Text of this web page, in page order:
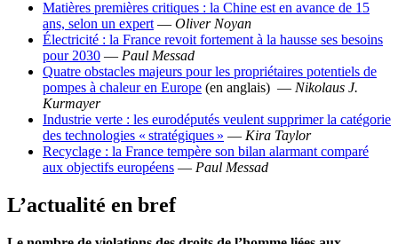
Matières premières critiques : la Chine est en avance de 15
ans, selon un expert — Oliver Noyan
Électricité : la France revoit fortement à la hausse ses besoins
pour 2030 — Paul Messad
Quatre obstacles majeurs pour les propriétaires potentiels de
pompes à chaleur en Europe (en anglais) — Nikolaus J.
Kurmayer
Industrie verte : les eurodéputés veulent supprimer la catégorie
des technologies « stratégiques » — Kira Taylor
Recyclage : la France tempère son bilan alarmant comparé
aux objectifs européens — Paul Messad
L’actualité en bref